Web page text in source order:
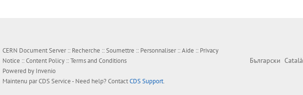
CERN Document Server :: Recherche ::Soumettre :: Personnaliser::Aide :: Privacy
Notice ::Content Policy ::Terms and Conditions
Powered by Invenio
Maintenu parCDS Service- Need help? ContactCDS Support.
Български Català